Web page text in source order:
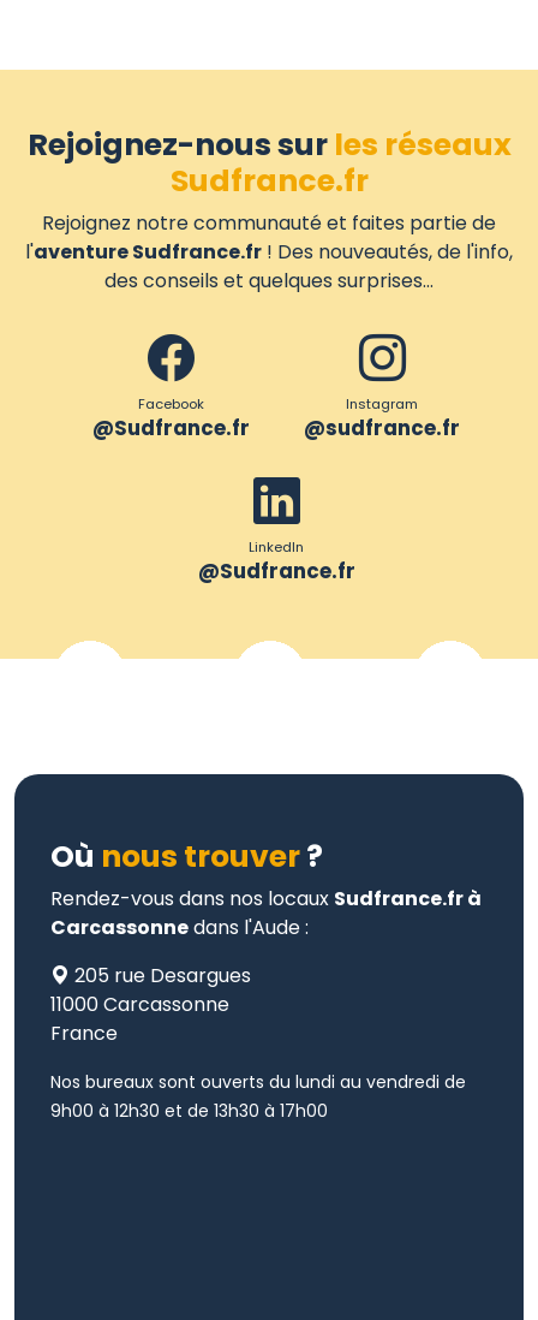
Rejoignez-nous sur les réseaux
Sudfrance.fr
Rejoignez notre communauté et faites partie de
l'aventure Sudfrance.fr ! Des nouveautés, de l'info,
des conseils et quelques surprises...
Facebook
@Sudfrance.fr
Instagram
@sudfrance.fr
LinkedIn
@Sudfrance.fr
Où nous trouver?
Rendez-vous dans nos locaux Sudfrance.fr à
Carcassonnedans l'Aude :
205 rue Desargues
11000 Carcassonne
France
Nos bureaux sont ouverts du lundi au vendredi de
9h00 à 12h30 et de 13h30 à 17h00